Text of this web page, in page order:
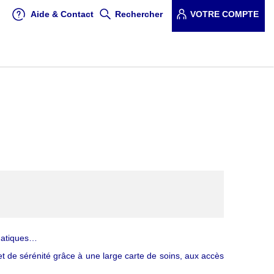
Aide & Contact Rechercher VOTRE COMPTE
de sérénité grâce à une large carte de soins, aux accès